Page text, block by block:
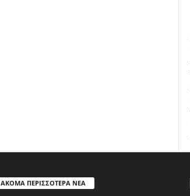
ΑΚΟΜΑ ΠΕΡΙΣΣΟΤΕΡΑ ΝΕΑ